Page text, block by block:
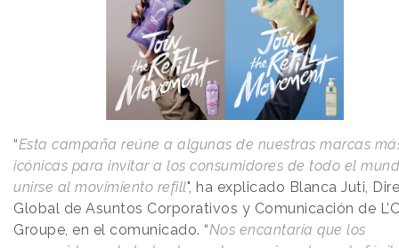
“Esta campaña reúne a algunas de nuestras marcas
icónicas para invitar a los consumidores de todo el
unirse al movimiento refill", ha explicado Blanca Juti,
Global de Asuntos Corporativos y Comunicación de
Groupe, en el comunicado. “Nos encantaría que los